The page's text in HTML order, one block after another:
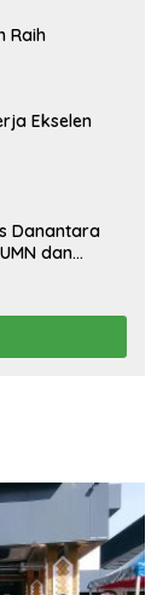
Raih
Ekselen
Danantara
dan